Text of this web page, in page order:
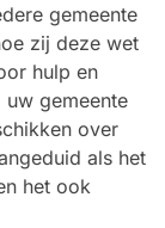
gemeente
zij deze wet
hulp en
gemeente
over
als het
het ook